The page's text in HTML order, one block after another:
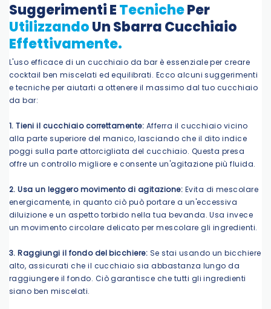
Suggerimenti ETecnichePer
UtilizzandoUnSbarraCucchiaio
Effettivamente.
L'uso efficace di un cucchiaio da bar è essenziale per creare
cocktail ben miscelati ed equilibrati. Ecco alcuni suggerimenti
e tecniche per aiutarti a ottenere il massimo dal tuo cucchiaio
da bar:
1. Tieni il cucchiaio correttamente: Afferra il cucchiaio vicino
alla parte superiore del manico, lasciando che il dito indice
poggi sulla parte attorcigliata del cucchiaio. Questa presa
offre un controllo migliore e consente un'agitazione più fluida.
2. Usa un leggero movimento di agitazione: Evita di mescolare
energicamente, in quanto ciò può portare a un'eccessiva
diluizione e un aspetto torbido nella tua bevanda. Usa invece
un movimento circolare delicato per mescolare gli ingredienti.
3. Raggiungi il fondo del bicchiere: Se stai usando un bicchiere
alto, assicurati che il cucchiaio sia abbastanza lungo da
raggiungere il fondo. Ciò garantisce che tutti gli ingredienti
siano ben miscelati.